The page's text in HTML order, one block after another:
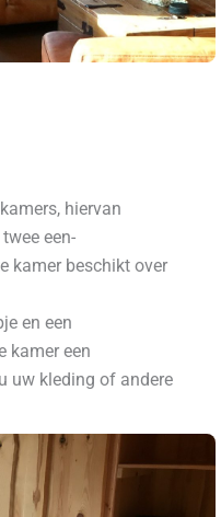
hiervan
een-
kamer beschikt over
en een
kamer een
uw kleding of andere